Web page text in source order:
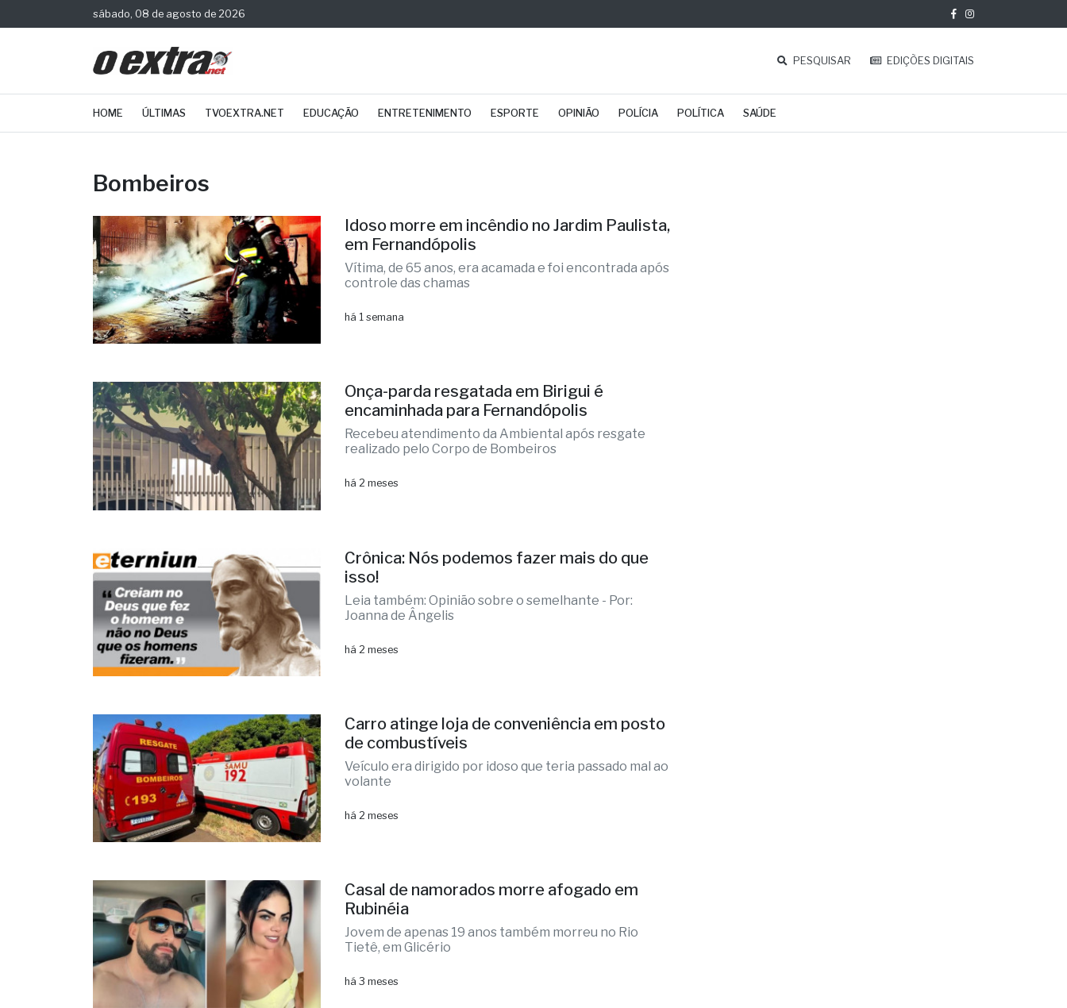
sábado, 08 de agosto de 2026
PESQUISAR EDIÇÕES DIGITAIS
HOME ÚLTIMAS TVOEXTRA.NET EDUCAÇÃO ENTRETENIMENTO ESPORTE OPINIÃO POLÍCIA POLÍTICA SAÚDE
Bombeiros
Idoso morre em incêndio no Jardim Paulista,
em Fernandópolis
Vítima, de 65 anos, era acamada e foi encontrada após
controle das chamas
há 1 semana
Onça-parda resgatada em Birigui é
encaminhada para Fernandópolis
Recebeu atendimento da Ambiental após resgate
realizado pelo Corpo de Bombeiros
há 2 meses
Crônica: Nós podemos fazer mais do que
isso!
Leia também: Opinião sobre o semelhante - Por:
Joanna de Ângelis
há 2 meses
Carro atinge loja de conveniência em posto
de combustíveis
Veículo era dirigido por idoso que teria passado mal ao
volante
há 2 meses
Casal de namorados morre afogado em
Rubinéia
Jovem de apenas 19 anos também morreu no Rio
Tietê, em Glicério
há 3 meses